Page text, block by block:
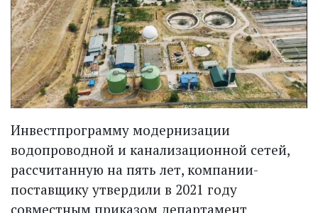
Инвестпрограмму модернизации
водопроводной и канализационной сетей,
рассчитанную на пять лет, компании-
поставщику утвердили в 2021 году
совместным приказом департамент